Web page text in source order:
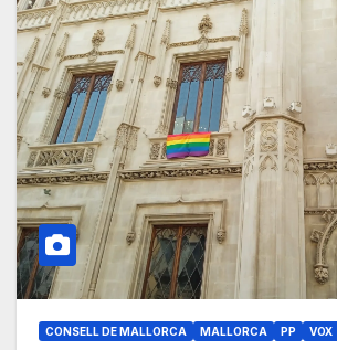
CONSELL DE MALLORCA MALLORCA PP VOX